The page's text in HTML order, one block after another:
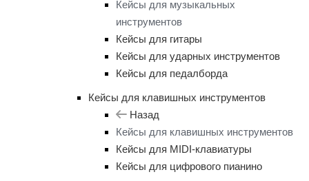
Кейсы для музыкальных
инструментов
Кейсы для гитары
Кейсы для ударных инструментов
Кейсы для педалборда
Кейсы для клавишных инструментов
Назад
Кейсы для клавишных инструментов
Кейсы для MIDI-клавиатуры
Кейсы для цифрового пианино